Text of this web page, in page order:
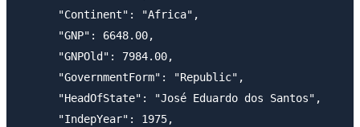
      "Continent": "Africa",
      "GNP": 6648.00,
      "GNPOld": 7984.00,
      "GovernmentForm": "Republic",
      "HeadOfState": "José Eduardo dos Santos",
      "IndepYear": 1975,